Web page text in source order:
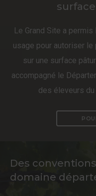
Le Grand Site a
usage pour autoriser le
sur une surface
accompagné le
des éleveurs
Des
domaine